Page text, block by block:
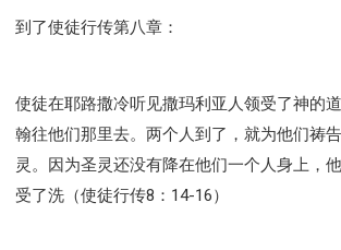
到了使徒行传第八章：
使徒在耶路撒冷听见撒玛利亚人领受了神的
翰往他们那里去。两个人到了，就为他们祷
灵。因为圣灵还没有降在他们一个人身上，
受了洗（使徒行传8：14-16）